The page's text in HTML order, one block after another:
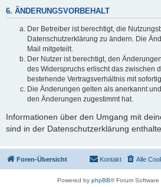
6. ÄNDERUNGSVORBEHALT
Der Betreiber ist berechtigt, die
Datenschutzerklärung zu ändern. Die
Mail mitgeteilt.
Der Nutzer ist berechtigt, den
des Widerspruchs erlischt das zwischen
bestehende Vertragsverhältnis mit
Die Änderungen gelten als anerkannt
den Änderungen zugestimmt hat.
Informationen über den Umgang mit
sind in der Datenschutzerklärung
Foren-Übersicht Alle
Kontakt
Powered by phpBB® Forum